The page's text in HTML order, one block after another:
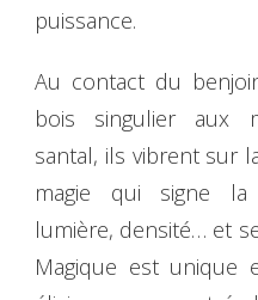
puissance.
Au contact du
bois singulier aux
santal, ils vibrent sur
magie qui signe la
lumière, densité… et
Magique est unique